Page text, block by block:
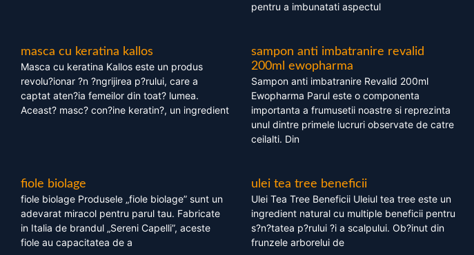
pentru a imbunatati aspectul
masca cu keratina kallos
Masca cu keratina Kallos este un produs
revolu?ionar ?n ?ngrijirea p?rului, care a
captat aten?ia femeilor din toat? lumea.
Aceast? masc? con?ine keratin?, un ingredient
sampon anti imbatranire revalid
200ml ewopharma
Sampon anti imbatranire Revalid 200ml
Ewopharma Parul este o componenta
importanta a frumusetii noastre si reprezinta
unul dintre primele lucruri observate de catre
ceilalti. Din
fiole biolage
fiole biolage Produsele „fiole biolage” sunt un
adevarat miracol pentru parul tau. Fabricate
in Italia de brandul „Sereni Capelli”, aceste
fiole au capacitatea de a
ulei tea tree beneficii
Ulei Tea Tree Beneficii Uleiul tea tree este un
ingredient natural cu multiple beneficii pentru
s?n?tatea p?rului ?i a scalpului. Ob?inut din
frunzele arborelui de